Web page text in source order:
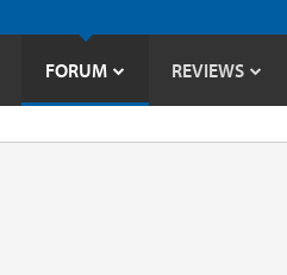
FORUM REVIEWS